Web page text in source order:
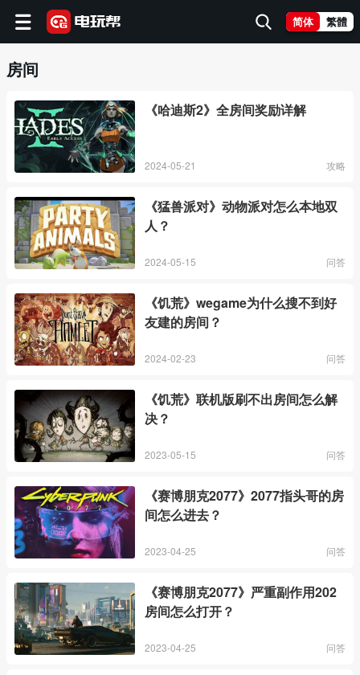
简体 繁體
房间
《哈迪斯2》全房间奖励详解
2024-05-21 攻略
《猛兽派对》动物派对怎么本地双
人？
2024-05-15 问答
《饥荒》wegame为什么搜不到好
友建的房间？
2024-02-23 问答
《饥荒》联机版刷不出房间怎么解
决？
2023-05-15 问答
《赛博朋克2077》2077指头哥的房
间怎么进去？
2023-04-25 问答
《赛博朋克2077》严重副作用202
房间怎么打开？
2023-04-25 问答